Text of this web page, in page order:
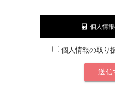
個人情
個人情報の取り